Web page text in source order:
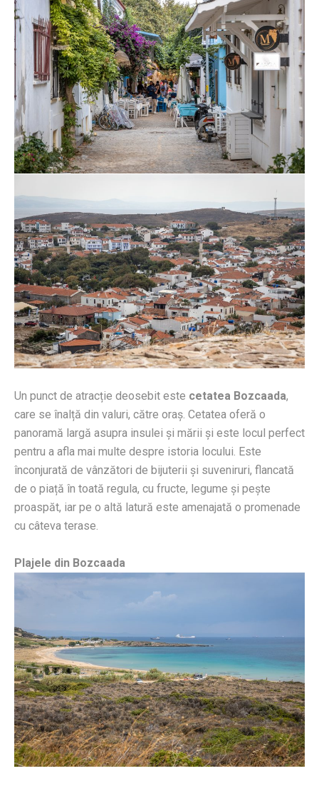
Un punct de atracție deosebit este cetatea Bozcaada,
care se înalță din valuri, către oraș. Cetatea oferă o
panoramă largă asupra insulei și mării și este locul perfect
pentru a afla mai multe despre istoria locului. Este
înconjurată de vânzători de bijuterii și suveniruri, flancată
de o piață în toată regula, cu fructe, legume și pește
proaspăt, iar pe o altă latură este amenajată o promenade
cu câteva terase.
Plajele din Bozcaada